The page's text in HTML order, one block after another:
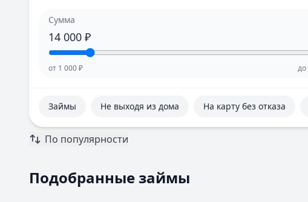
Сумма
14 000 ₽
от 1 000₽ до
Займы Не выходя из дома На карту без отказа
По популярности
Подобранные займы